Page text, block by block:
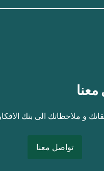
و ملاحظاتك الى بنك
تواصل معنا